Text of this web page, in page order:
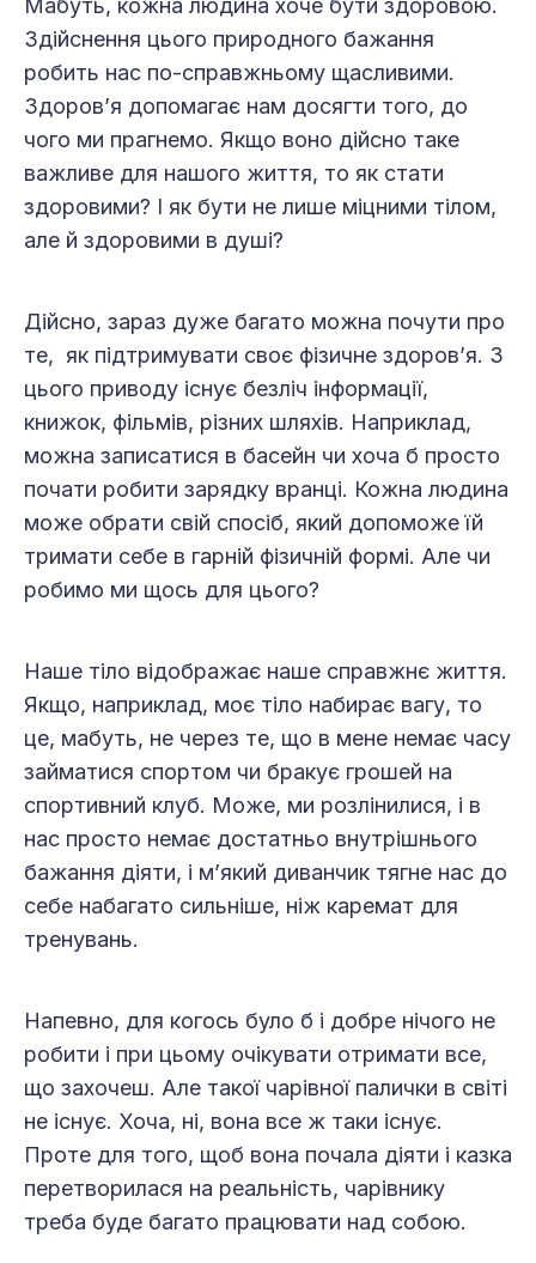
Мабуть, кожна людина хоче бути здоровою.
Здійснення цього природного бажання
робить нас по-справжньому щасливими.
Здоров’я допомагає нам досягти того, до
чого ми прагнемо. Якщо воно дійсно таке
важливе для нашого життя, то як стати
здоровими? І як бути не лише міцними тілом,
але й здоровими в душі?
Дійсно, зараз дуже багато можна почути про
те, як підтримувати своє фізичне здоров’я. З
цього приводу існує безліч інформації,
книжок, фільмів, різних шляхів. Наприклад,
можна записатися в басейн чи хоча б просто
почати робити зарядку вранці. Кожна людина
може обрати свій спосіб, який допоможе їй
тримати себе в гарній фізичній формі. Але чи
робимо ми щось для цього?
Наше тіло відображає наше справжнє життя.
Якщо, наприклад, моє тіло набирає вагу, то
це, мабуть, не через те, що в мене немає часу
займатися спортом чи бракує грошей на
спортивний клуб. Може, ми розлінилися, і в
нас просто немає достатньо внутрішнього
бажання діяти, і м’який диванчик тягне нас до
себе набагато сильніше, ніж каремат для
тренувань.
Напевно, для когось було б і добре нічого не
робити і при цьому очікувати отримати все,
що захочеш. Але такої чарівної палички в світі
не існує. Хоча, ні, вона все ж таки існує.
Проте для того, щоб вона почала діяти і казка
перетворилася на реальність, чарівнику
треба буде багато працювати над собою.